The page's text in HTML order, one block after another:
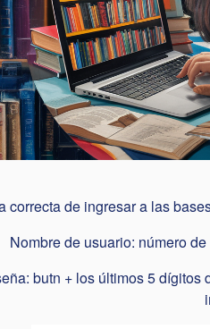
correcta de ingresar a las
Nombre de usuario: número
butn + los últimos 5